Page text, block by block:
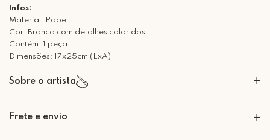
Infos:
Material: Papel
Cor: Branco com detalhes coloridos
Contém: 1 peça
Dimensões: 17x25cm (LxA)
Sobre o artista +
Frete e envio +